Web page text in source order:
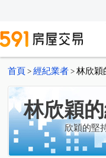
首頁 > 經紀業者 > 林欣穎
林欣穎
欣穎的堅